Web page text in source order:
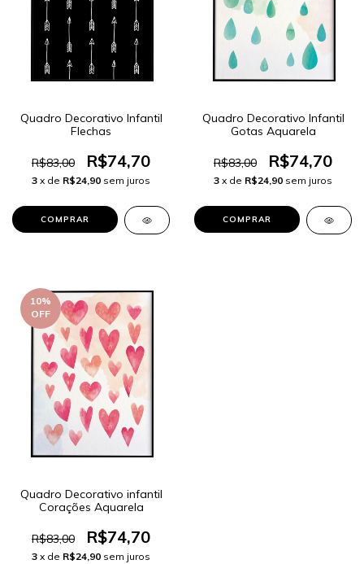
Quadro Decorativo Infantil
Flechas
R$83,00 R$74,70
3 x de R$24,90 sem juros
COMPRAR
Quadro Decorativo Infantil
Gotas Aquarela
R$83,00 R$74,70
3 x de R$24,90 sem juros
COMPRAR
10%
OFF
Quadro Decorativo infantil
Corações Aquarela
R$83,00 R$74,70
3 x de R$24,90 sem juros